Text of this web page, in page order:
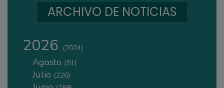
ARCHIVO DE NOTICIAS
2026 (2024)
Agosto (51)
Julio (226)